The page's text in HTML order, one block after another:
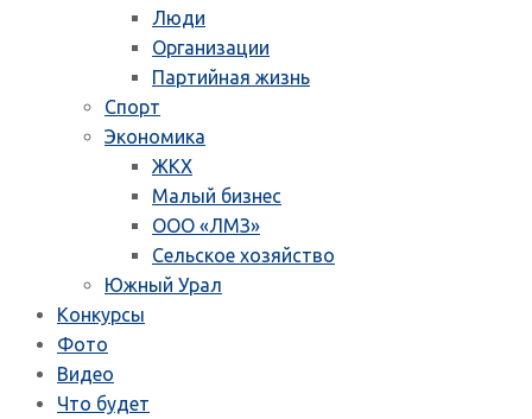
Люди
Организации
Партийная жизнь
Спорт
Экономика
ЖКХ
Малый бизнес
ООО «ЛМЗ»
Сельское хозяйство
Южный Урал
Конкурсы
Фото
Видео
Что будет